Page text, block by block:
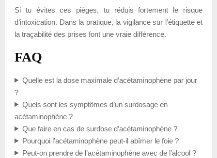
Si tu évites ces pièges, tu réduis fortement le risque
d’intoxication. Dans la pratique, la vigilance sur l’étiquette et
la traçabilité des prises font une vraie différence.
FAQ
Quelle est la dose maximale d’acétaminophène par jour
?
Quels sont les symptômes d’un surdosage en
acétaminophène ?
Que faire en cas de surdose d’acétaminophène ?
Pourquoi l’acétaminophène peut-il abîmer le foie ?
Peut-on prendre de l’acétaminophène avec de l’alcool ?